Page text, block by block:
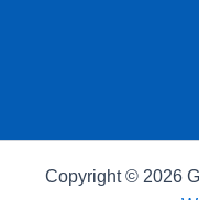
Copyright © 2026